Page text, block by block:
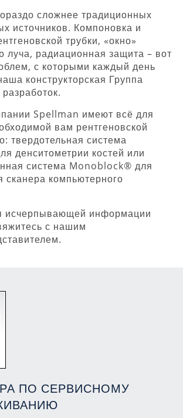
сложнее традиционных
источников. Компоновка и
трубки, «окно»
луча, радиационная защита – вот
с которыми каждый день
конструкторская Группа
Spellman имеют всё для
вам рентгеновской
твердотельная система
денситометрии костей или
система Monoblock® для
компьютерного
исчерпывающей информации
с нашим
ПО СЕРВИСНОМУ